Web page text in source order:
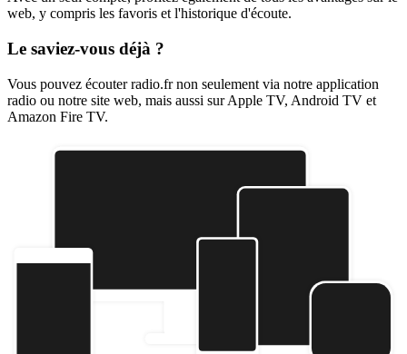
web, y compris les favoris et l'historique d'écoute.
Le saviez-vous déjà ?
Vous pouvez écouter radio.fr non seulement via notre application
radio ou notre site web, mais aussi sur Apple TV, Android TV et
Amazon Fire TV.